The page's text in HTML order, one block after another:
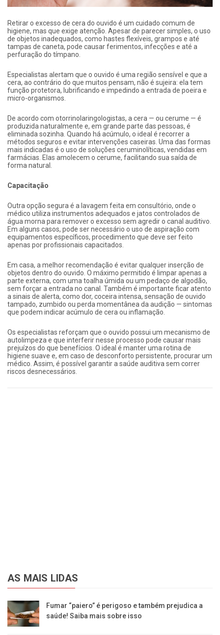
Retirar o excesso de cera do ouvido é um cuidado comum de
higiene, mas que exige atenção. Apesar de parecer simples, o uso
de objetos inadequados, como hastes flexíveis, grampos e até
tampas de caneta, pode causar ferimentos, infecções e até a
perfuração do tímpano.
Especialistas alertam que o ouvido é uma região sensível e que a
cera, ao contrário do que muitos pensam, não é sujeira: ela tem
função protetora, lubrificando e impedindo a entrada de poeira e
micro-organismos.
De acordo com otorrinolaringologistas, a cera — ou cerume — é
produzida naturalmente e, em grande parte das pessoas, é
eliminada sozinha. Quando há acúmulo, o ideal é recorrer a
métodos seguros e evitar intervenções caseiras. Uma das formas
mais indicadas é o uso de soluções ceruminolíticas, vendidas em
farmácias. Elas amolecem o cerume, facilitando sua saída de
forma natural.
Capacitação
Outra opção segura é a lavagem feita em consultório, onde o
médico utiliza instrumentos adequados e jatos controlados de
água morna para remover o excesso sem agredir o canal auditivo.
Em alguns casos, pode ser necessário o uso de aspiração com
equipamentos específicos, procedimento que deve ser feito
apenas por profissionais capacitados.
Em casa, a melhor recomendação é evitar qualquer inserção de
objetos dentro do ouvido. O máximo permitido é limpar apenas a
parte externa, com uma toalha úmida ou um pedaço de algodão,
sem forçar a entrada no canal. Também é importante ficar atento
a sinais de alerta, como dor, coceira intensa, sensação de ouvido
tampado, zumbido ou perda momentânea da audição — sintomas
que podem indicar acúmulo de cera ou inflamação.
Os especialistas reforçam que o ouvido possui um mecanismo de
autolimpeza e que interferir nesse processo pode causar mais
prejuízos do que benefícios. O ideal é manter uma rotina de
higiene suave e, em caso de desconforto persistente, procurar um
médico. Assim, é possível garantir a saúde auditiva sem correr
riscos desnecessários.
AS MAIS LIDAS
Fumar “paiero” é perigoso e também prejudica a
saúde! Saiba mais sobre isso